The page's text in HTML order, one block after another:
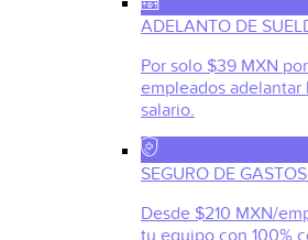
ADELANTO DE
Por solo $39 MXN
empleados adelantar
salario.
SEGURO DE
Desde $210 MXN/